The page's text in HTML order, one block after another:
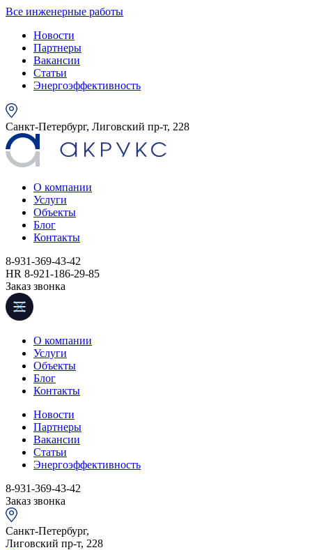
Все инженерные работы
Новости
Партнеры
Вакансии
Статьи
Энергоэффективность
Санкт-Петербург, Лиговский пр-т, 228
О компании
Услуги
Объекты
Блог
Контакты
8-931-369-43-42
HR 8-921-186-29-85
Заказ звонка
О компании
Услуги
Объекты
Блог
Контакты
Новости
Партнеры
Вакансии
Статьи
Энергоэффективность
8-931-369-43-42
Заказ звонка
Санкт-Петербург,
Лиговский пр-т, 228